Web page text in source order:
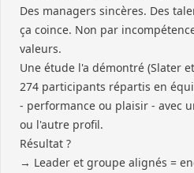
Des managers sincères. Des
ça coince. Non par
valeurs.
Une étude l'a démontré (Slater
274 participants répartis en
- performance ou plaisir - avec
ou l'autre profil.
Résultat ?
→ Leader et groupe alignés =